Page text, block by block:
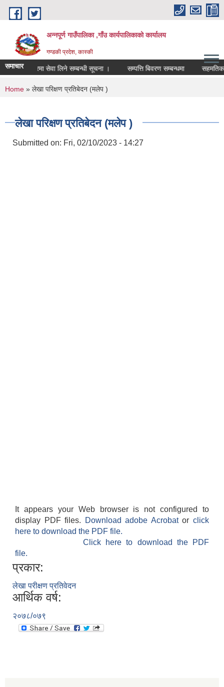
Skip to main content
अन्नपूर्ण गाउँपालिका ,गाँउ कार्यपालिकाको कार्यालय
गण्डकी प्रदेश, कास्की
समाचारकरारमा सेवा लिने सम्बन्धी सूचना । सम्पत्ति बिवरण सम्बन्धमा सहमतिका
You are here
Home » लेखा परिक्षण प्रतिबेदन (मलेप )
लेखा परिक्षण प्रतिबेदन (मलेप )
Submitted on: Fri, 02/10/2023 - 14:27
It appears your Web browser is not configured to
display PDF files.
Download adobe Acrobatorclick
here to download the PDF file.
Click here to download the PDF
file.
प्रकार:
लेखा परीक्षण प्रतिवेदन
आर्थिक वर्ष:
२०७८/०७९